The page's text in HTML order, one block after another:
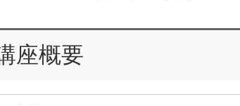
座概要